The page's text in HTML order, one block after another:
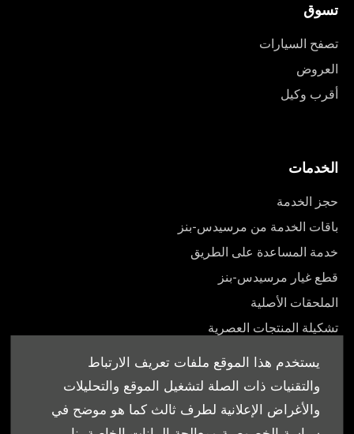
يستخدم هذا الموقع ملفات تعريف الارتباط
والتقنيات ذات الصلة لتشغيل الموقع والتحليلات
والأغراض الإعلانية لطرف ثالث كما هو موضح في
تسوق
تصفح السيارات
العروض
أقرب وكيل
الخدمات
حجز الخدمة
باقات الخدمة من مرسيدس-بنز
خدمة المساعدة على الطريق
قطع غيار مرسيدس-بنز
الملحقات الأصلية
تشكيلة المنتجات العصرية